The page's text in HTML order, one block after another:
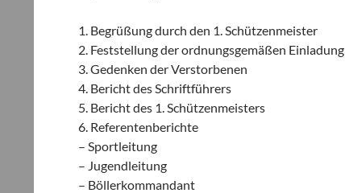
1. Begrüßung durch den 1. Schützenmeister
2. Feststellung der ordnungsgemäßen Einladung
3. Gedenken der Verstorbenen
4. Bericht des Schriftführers
5. Bericht des 1. Schützenmeisters
6. Referentenberichte
– Sportleitung
– Jugendleitung
– Böllerkommandant